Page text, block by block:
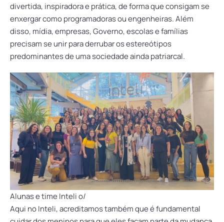
divertida, inspiradora e prática, de forma que consigam se
enxergar como programadoras ou engenheiras. Além
disso, mídia, empresas, Governo, escolas e famílias
precisam se unir para derrubar os estereótipos
predominantes de uma sociedade ainda patriarcal.
Alunas e time Inteli o/
Aqui no Inteli, acreditamos também que é fundamental